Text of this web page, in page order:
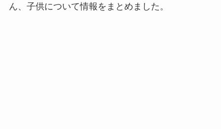
ん、子供について情報をまとめました。